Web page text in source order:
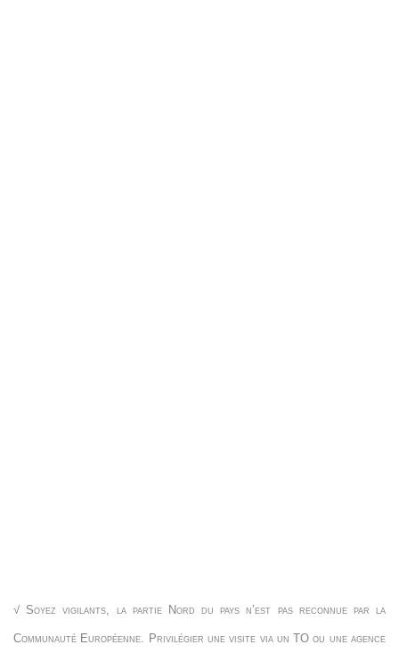
√ Soyez vigilants, la partie Nord du pays n’est pas reconnue par la
Communauté Européenne. Privilégier une visite via un TO ou une agence